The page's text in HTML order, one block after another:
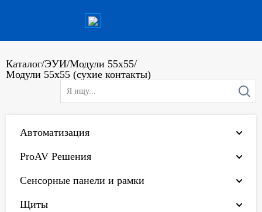
Каталог/ЭУИ/Модули 55х55/
Модули 55x55 (сухие контакты)
Автоматизация
ProAV Решения
Сенсорные панели и рамки
Щиты